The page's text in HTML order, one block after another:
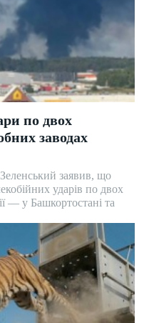
по двох
заводах
заявив, що
ударів по двох
— у Башкортостані та